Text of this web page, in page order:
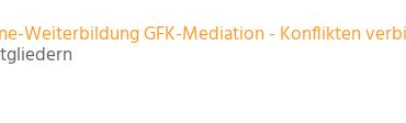
Weiterbildung GFK-Mediation - Konflikten